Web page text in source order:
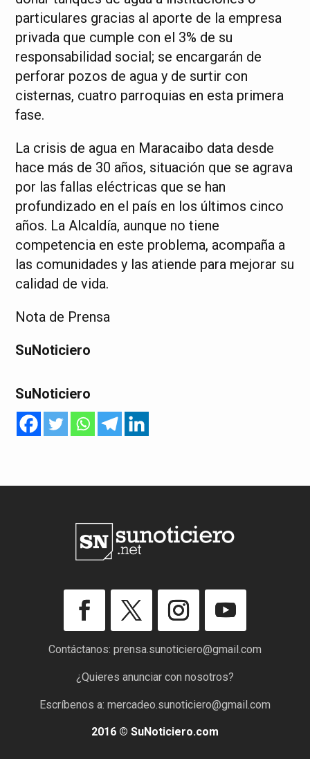
particulares gracias al aporte de la empresa
privada que cumple con el 3% de su
responsabilidad social; se encargarán de
perforar pozos de agua y de surtir con
cisternas, cuatro parroquias en esta primera
fase.
La crisis de agua en Maracaibo data desde
hace más de 30 años, situación que se agrava
por las fallas eléctricas que se han
profundizado en el país en los últimos cinco
años. La Alcaldía, aunque no tiene
competencia en este problema, acompaña a
las comunidades y las atiende para mejorar su
calidad de vida.
Nota de Prensa
SuNoticiero
SuNoticiero
Contáctanos: prensa.sunoticiero@gmail.com
¿Quieres anunciar con nosotros?
Escríbenos a: mercadeo.sunoticiero@gmail.com
2016 © SuNoticiero.com